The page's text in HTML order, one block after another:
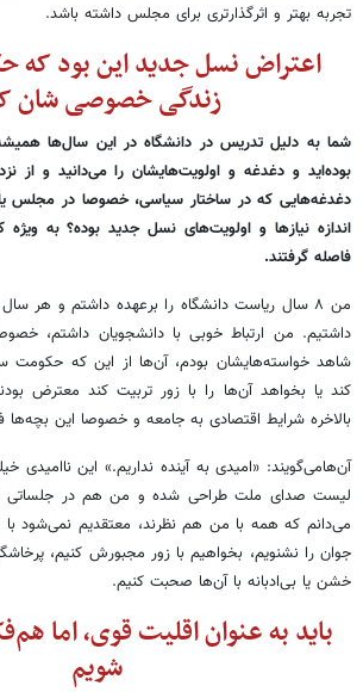
تجربه بهتر و اثرگذارتری برای مجلس داشته باشد.
اعتراض نسل جدید این بود
زندگی خصوصی شان
شما به دلیل تدریس در دانشگاه در این سال‌ها
بوده‌اید و دغدغه و اولویت‌هایشان را می‌دانید و از
دغدغه‌هایی که در ساختار سیاسی، خصوصا در مجلس
اندازه نیازها و اولویت‌های نسل جدید بوده؟ به
فاصله گرفتند.
داشتیم. من ارتباط خوبی با دانشجویان داشتم،
شاهد خواسته‌هایشان بودم، آن‌ها از این که
کند یا بخواهد آن‌ها را با زور تربیت کند معترض
بالاخره شرایط اقتصادی به جامعه و خصوصا این بچه‌ها
آن‌هامی‌گویند: «امیدی به آینده نداریم.» این ناامیدی
لیست صدای ملت طراحی شده و من هم در جلساتی
می‌دانم که همه با من هم نظرند، معتقدیم نمی‌شود
جوان را نشنویم، بخواهیم با زور مجبورش کنیم،
خشن یا بی‌ادبانه با آن‌ها صحبت کنیم.
باید به عنوان اقلیت قوی، اما
شویم